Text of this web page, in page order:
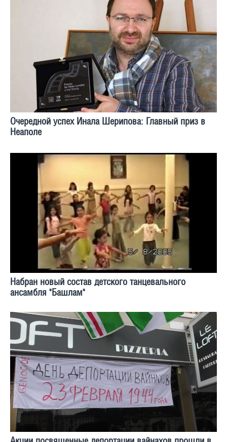
Очередной успех Инала Шерипова: Главный приз в
Неаполе
Набран новый состав детского танцевального
ансамбля "Башлам"